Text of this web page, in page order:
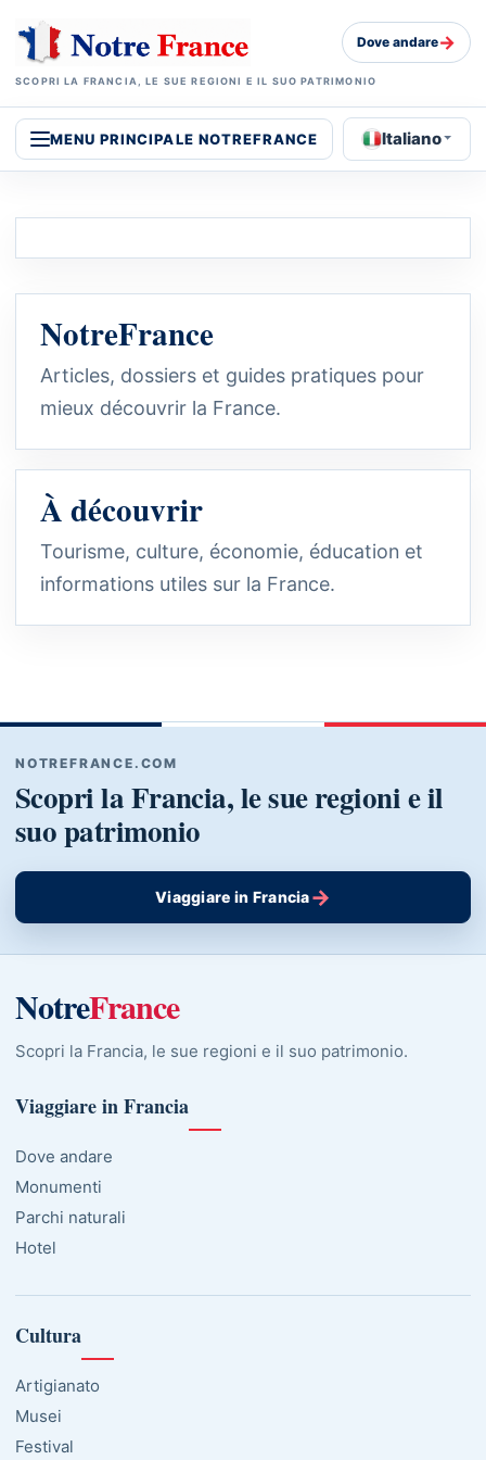
SCOPRI LA FRANCIA, LE SUE REGIONI E IL SUO PATRIMONIO
Dove andare→
MENU PRINCIPALE NOTREFRANCE Italiano
NotreFrance
Articles, dossiers et guides pratiques pour
mieux découvrir la France.
À découvrir
Tourisme, culture, économie, éducation et
informations utiles sur la France.
NOTREFRANCE.COM
Scopri la Francia, le sue regioni e il
suo patrimonio
Viaggiare in Francia→
NotreFrance
Scopri la Francia, le sue regioni e il suo patrimonio.
Viaggiare in Francia
Dove andare
Monumenti
Parchi naturali
Hotel
Cultura
Artigianato
Musei
Festival